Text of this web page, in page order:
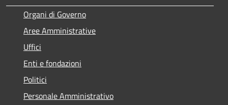
Organi di Governo
Aree Amministrative
Uffici
Enti e fondazioni
Politici
Personale Amministrativo